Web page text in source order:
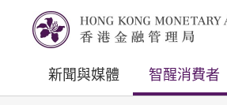
新聞與媒體 智醒消費者